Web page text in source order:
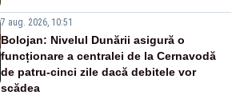
7 aug. 2026, 10:51
Bolojan: Nivelul Dunării asigură o
funcționare a centralei de la Cernavodă
de patru-cinci zile dacă debitele vor
scădea